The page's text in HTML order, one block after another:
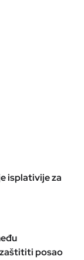
isplativije za
posao